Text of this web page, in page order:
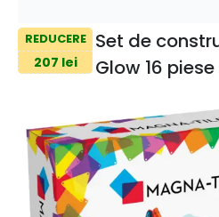
REDUCERE
207 lei
Set de
Glow 16 piese